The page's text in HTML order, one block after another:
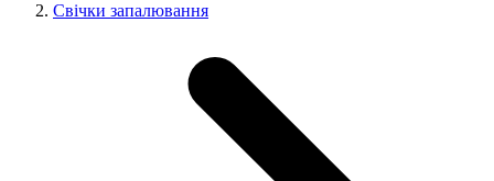
Свічки запалювання